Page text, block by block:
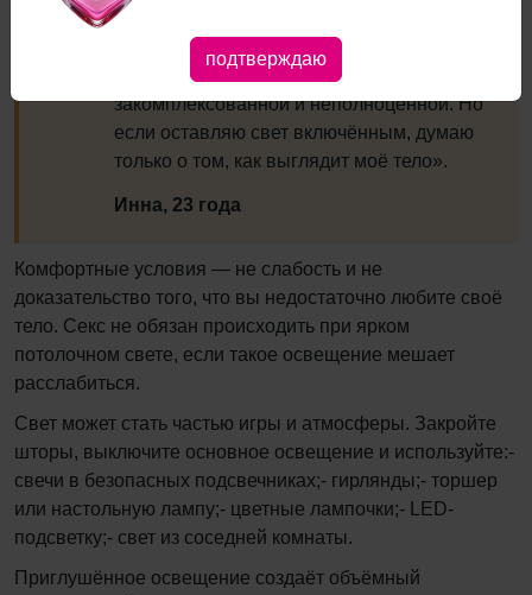
«Ненавижу заниматься сексом при
включённом свете. Когда прошу его
выключить, ощущаю себя
закомплексованной и неполноценной. Но
если оставляю свет включённым, думаю
только о том, как выглядит моё тело».
Инна, 23 года
Комфортные условия — не слабость и не
доказательство того, что вы недостаточно любите своё
тело. Секс не обязан происходить при ярком
потолочном свете, если такое освещение мешает
расслабиться.
Свет может стать частью игры и атмосферы. Закройте
шторы, выключите основное освещение и используйте:-
свечи в безопасных подсвечниках;- гирлянды;- торшер
или настольную лампу;- цветные лампочки;- LED-
подсветку;- свет из соседней комнаты.
Приглушённое освещение создаёт объёмный
подтверждаю